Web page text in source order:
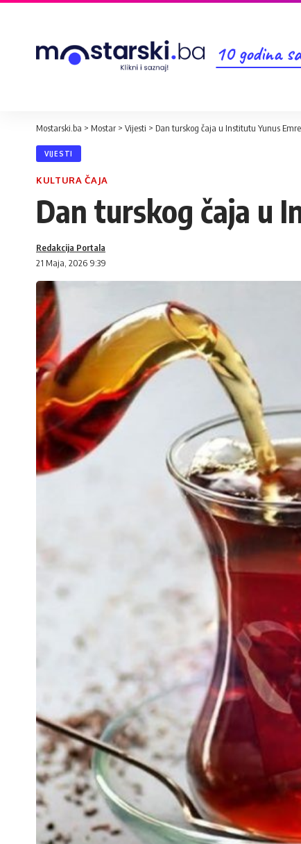
10 godina
Mostarski.ba > Mostar > Vijesti > Dan turskog čaja u Institutu Yunus
VIJESTI
KULTURA ČAJA
Dan turskog čaja u
21 Maja, 2026 9:39
Redakcija Portala